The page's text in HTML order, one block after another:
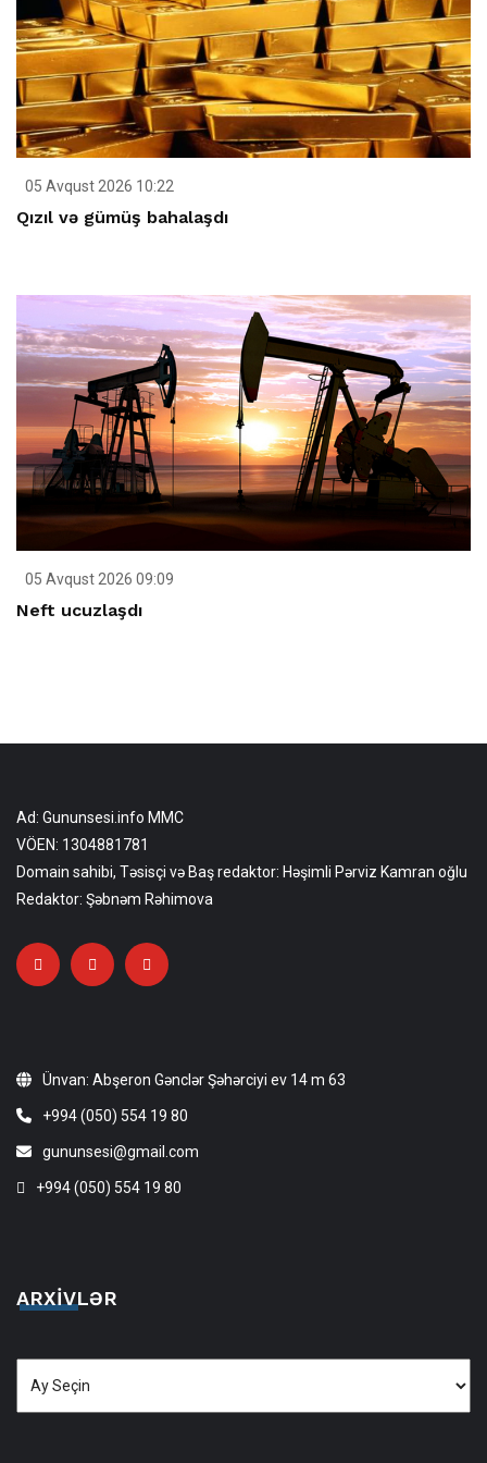
05 Avqust 2026 10:22
Qızıl və gümüş bahalaşdı
05 Avqust 2026 09:09
Neft ucuzlaşdı
Ad: Gununsesi.info MMC
VÖEN: 1304881781
Domain sahibi, Təsisçi və Baş redaktor: Həşimli Pərviz Kamran oğlu
Redaktor: Şəbnəm Rəhimova
Ünvan: Abşeron Gənclər Şəhərciyi ev 14 m 63
+994 (050) 554 19 80
gununsesi@gmail.com
+994 (050) 554 19 80
ARXIVLƏR
Arxivlər